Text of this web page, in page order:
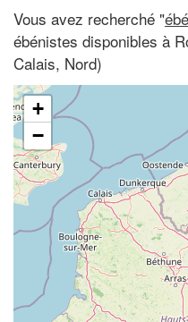
Vous avez recherché "
ébénistes disponibles à
Calais, Nord)
+
−